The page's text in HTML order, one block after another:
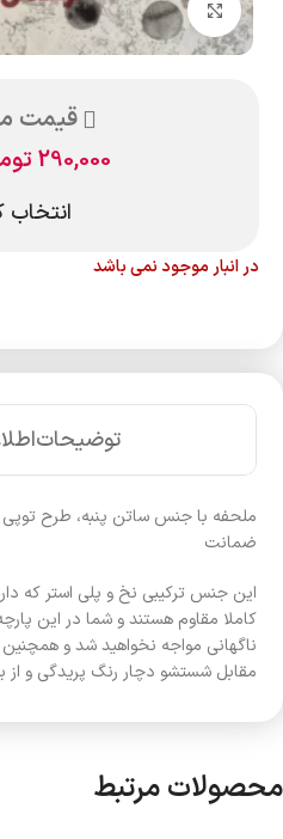
بزرگنمایی تصویر
قیمت
290,000
انتخاب
در انبار موجود نمی باشد
توضیحات
ضمانت
این جنس ترکیبی نخ و پلی استر که
کاملا مقاوم هستند و شما در این
ناگهانی مواجه نخواهید شد و
مقابل شستشو دچار رنگ پریدگی و از
محصولات مرتبط